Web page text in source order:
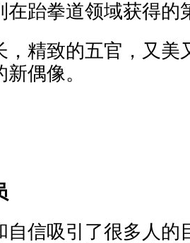
在跆拳道领域获得的
，精致的五官，又美
偶像。
自信吸引了很多人的